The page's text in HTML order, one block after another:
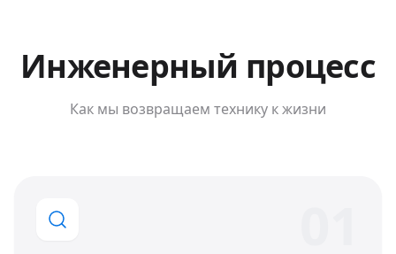
Инженерный процесс
Как мы возвращаем технику к жизни